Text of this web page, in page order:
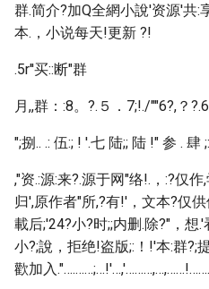
群.简介?加Q全網小說'资源'共:
本.，小说每天!更新 ?!
.5r''买::断"群
月,,群：:8。?.５．7;!./""6?,？
";捌.. .: 伍:; ! '.七 陆;; 陆 !" 参 . 肆
,"资.:源:来?.源于网"络!.，:?仅
归',原作者"所,?有!'，文本?仅
載后;'24?小?时;;内删.除?"，想
小?;說，拒绝!盗版;:！!'本:群?;
歡加入